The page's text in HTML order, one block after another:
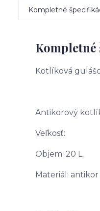
Kompletné
Kompletné
Kotlíková
Antikorový
Veľkosť:
Objem: 20 L.
Materiál: